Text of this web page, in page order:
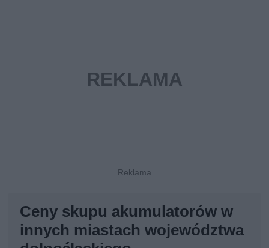
Ceny skupu akumulatorów w
innych miastach województwa